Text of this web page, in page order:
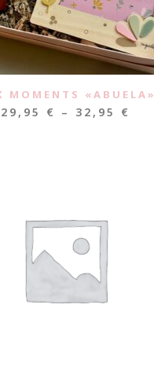
MOMENTS «ABUELA»
29,95 € – 32,95 €